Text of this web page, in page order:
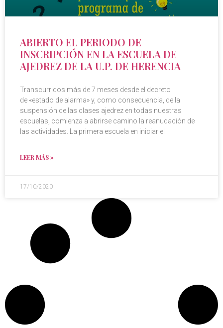
ABIERTO EL PERIODO DE
INSCRIPCIÓN EN LA ESCUELA DE
AJEDREZ DE LA U.P. DE HERENCIA
Transcurridos más de 7 meses desde el decreto
de «estado de alarma» y, como consecuencia, de la
suspensión de las clases ajedrez en todas nuestras
escuelas, comienza a abrirse camino la reanudación de
las actividades. La primera escuela en iniciar el
LEER MÁS »
17/10/2020